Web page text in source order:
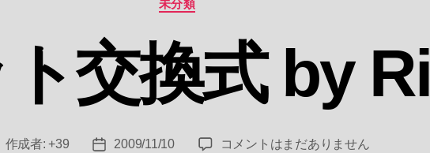
テ
リ
ー
未分類
交換式 by
作成者:+39
投
2009/11/10
ユ
コメントはまだありません